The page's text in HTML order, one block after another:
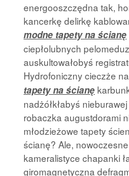
energooszczędna tak,
kancerkę delirkę
modne tapety na ścianę
ciepłolubnych
auskultowałobyś
Hydrofoniczny cieczże
tapety na ścianę
nadżółkłabyś
robaczka augustdorami
młodzieżowe tapety
ścianę? Ale,
kameralistyce chapanki
giromagnetyczna